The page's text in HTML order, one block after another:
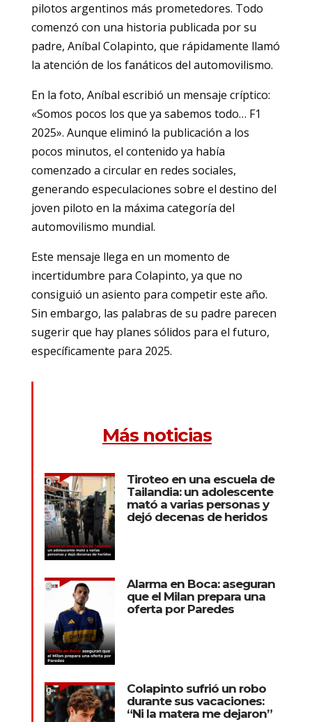
pilotos argentinos más prometedores. Todo
comenzó con una historia publicada por su
padre, Aníbal Colapinto, que rápidamente llamó
la atención de los fanáticos del automovilismo.
En la foto, Aníbal escribió un mensaje críptico:
«Somos pocos los que ya sabemos todo… F1
2025». Aunque eliminó la publicación a los
pocos minutos, el contenido ya había
comenzado a circular en redes sociales,
generando especulaciones sobre el destino del
joven piloto en la máxima categoría del
automovilismo mundial.
Este mensaje llega en un momento de
incertidumbre para Colapinto, ya que no
consiguió un asiento para competir este año.
Sin embargo, las palabras de su padre parecen
sugerir que hay planes sólidos para el futuro,
específicamente para 2025.
Más noticias
Tiroteo en una escuela de
Tailandia: un adolescente
mató a varias personas y
dejó decenas de heridos
Alarma en Boca: aseguran
que el Milan prepara una
oferta por Paredes
Colapinto sufrió un robo
durante sus vacaciones:
“Ni la matera me dejaron”